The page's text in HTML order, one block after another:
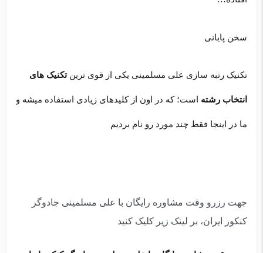
سخن پایانی
تکنیک رتبه سازی علی مسلمینی یکی از قوی ترینتکنیک های
انتخاب رشته است؛ که در اون از کلیدهای زیادی استفاده میشه و
ما در اینجا فقط چند مورد رو نام بردیم
جهت رزرو وقت مشاوره رایگان با علی مسلمینی جادوگر
کنکور ایران، بر لینک زیر کلیک کنید